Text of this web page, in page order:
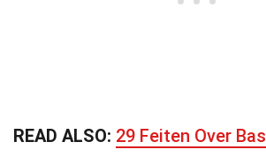
READ ALSO: 29 Feiten Over Bas